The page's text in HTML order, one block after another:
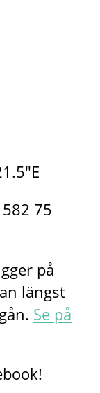
75
på
längst
Se på